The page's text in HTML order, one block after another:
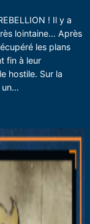
! Il y a
lointaine… Après
les plans
fin à leur
hostile. Sur la
un…